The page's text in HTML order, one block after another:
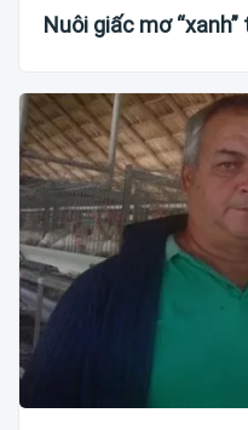
Nuôi giấc mơ